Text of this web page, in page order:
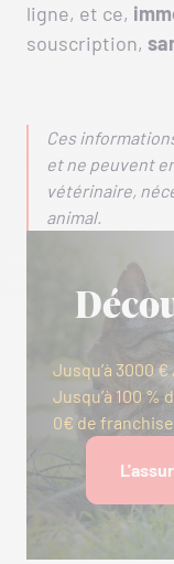
ligne, et ce,
souscription,
Ces
et ne peuvent
vétérinaire,
animal.
Jusqu’à 3000 €
Jusqu’à 100 %
0€ de